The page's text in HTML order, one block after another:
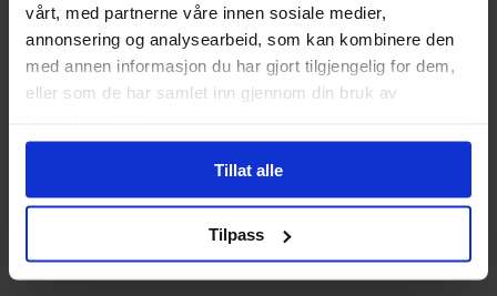
vårt, med partnerne våre innen sosiale medier,
annonsering og analysearbeid, som kan kombinere den
med annen informasjon du har gjort tilgjengelig for dem,
eller som de har samlet inn gjennom din bruk av
Tillat alle
Tilpass
Hermione Granger's Wand
Noble Collection
Gold Plated
Noble Collection
Smykker